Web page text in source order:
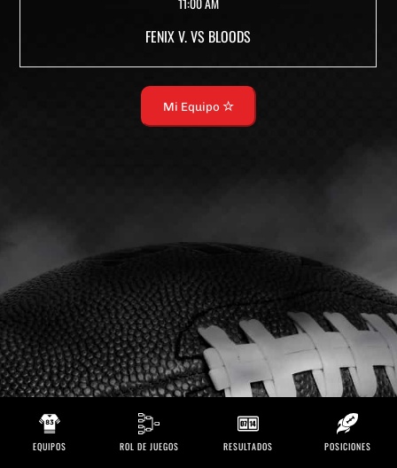
FENIX V. VS BLOODS
Mi Equipo
EQUIPOS ROL DE JUEGOS RESULTADOS POSICIONES